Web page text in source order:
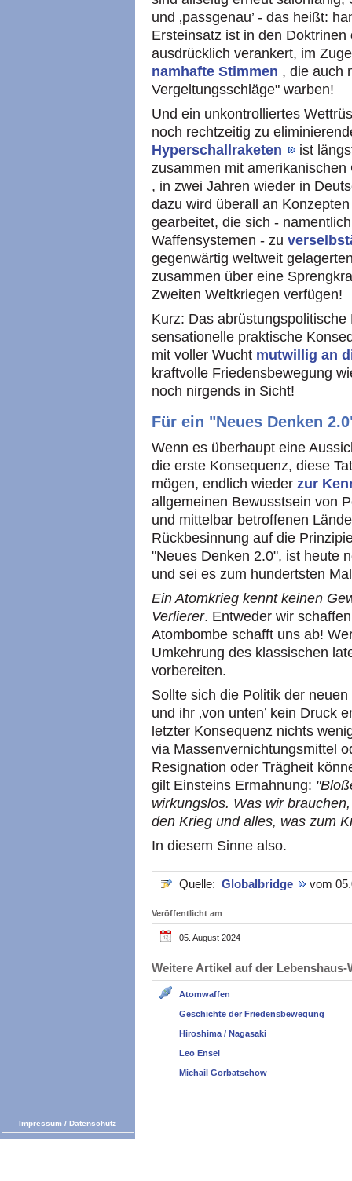
und ‚passgenau’ - das heißt:
Ersteinsatz ist in den
ausdrücklich verankert, im
namhafte Stimmen , die auch
Vergeltungsschläge" warben!
Und ein unkontrolliertes
noch rechtzeitig zu
Hyperschallraketen
ist
zusammen mit
, in zwei Jahren wieder in
dazu wird überall an
gearbeitet, die sich -
Waffensystemen - zu
gegenwärtig weltweit
zusammen über eine
Zweiten Weltkriegen verfügen!
Kurz: Das
sensationelle praktische
mit voller Wucht mutwillig an
kraftvolle Friedensbewegung
noch nirgends in Sicht!
Für ein "Neues Denken
Wenn es überhaupt eine
die erste Konsequenz, diese
mögen, endlich wieder zur
allgemeinen Bewusstsein von
und mittelbar betroffenen
Rückbesinnung auf die
"Neues Denken 2.0", ist heute
und sei es zum hundertsten
Ein Atomkrieg kennt keinen
Verlierer. Entweder wir
Atombombe schafft uns ab!
Umkehrung des klassischen
vorbereiten.
Sollte sich die Politik der
und ihr ‚von unten’ kein Druck
letzter Konsequenz nichts
via Massenvernichtungsmittel
Resignation oder Trägheit
gilt Einsteins Ermahnung:
wirkungslos. Was wir
den Krieg und alles, was zum
In diesem Sinne also.
Quelle: Globalbridge vom
Veröffentlicht am
05. August 2024
Weitere Artikel auf der
Atomwaffen
Geschichte der Friedensbewegung
Hiroshima / Nagasaki
Leo Ensel
Michail Gorbatschow
Impressum / Datenschutz